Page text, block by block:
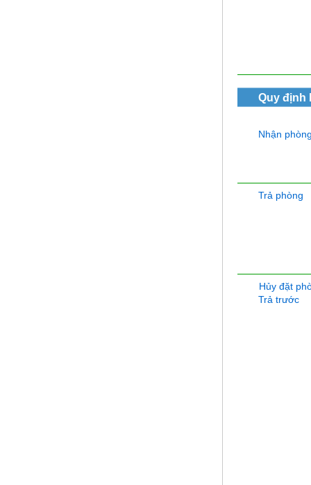
Quy định
Nhận
Trả phòng
Hủy đặt
Trả trước